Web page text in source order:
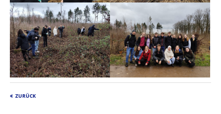
ZURÜCK